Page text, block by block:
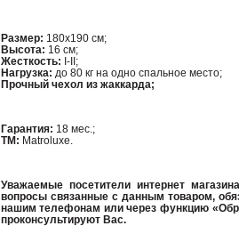
Размер: 180х190 см;
Высота: 16 см;
Жесткость: I-II;
Нагрузка: до 80 кг на одно спальное место;
Прочный чехол из жаккарда;
Гарантия: 18 мес.;
ТМ: Matroluxe.
Уважаемые посетители интернет
вопросы связанные с данным товаром,
нашим телефонам или через функцию
проконсультируют Вас.